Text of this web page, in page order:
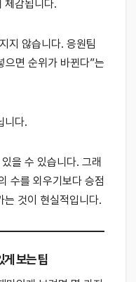
체감됩니다.
지 않습니다. 응원팀
으면 순위가 바뀐다”는
니다.
을 수 있습니다. 그래
수를 외우기보다 승점
는 것이 현실적입니다.
보는 팁